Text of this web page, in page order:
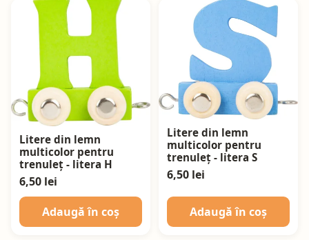
Litere din lemn
multicolor pentru
trenuleț - litera H
6,50 lei
Adaugă în coș
Litere din lemn
multicolor pentru
trenuleț - litera S
6,50 lei
Adaugă în coș